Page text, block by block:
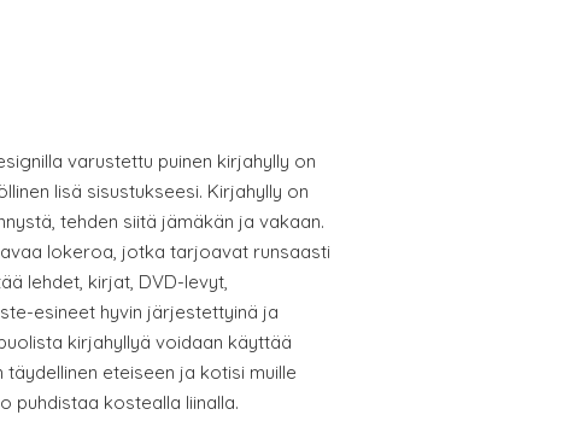
varustettu puinen kirjahylly on
lisä sisustukseesi. Kirjahylly on
tehden siitä jämäkän ja vakaan.
lokeroa, jotka tarjoavat runsaasti
lehdet, kirjat, DVD-levyt,
esineet hyvin järjestettyinä ja
kirjahyllyä voidaan käyttää
eteiseen ja kotisi muille
puhdistaa kostealla liinalla.